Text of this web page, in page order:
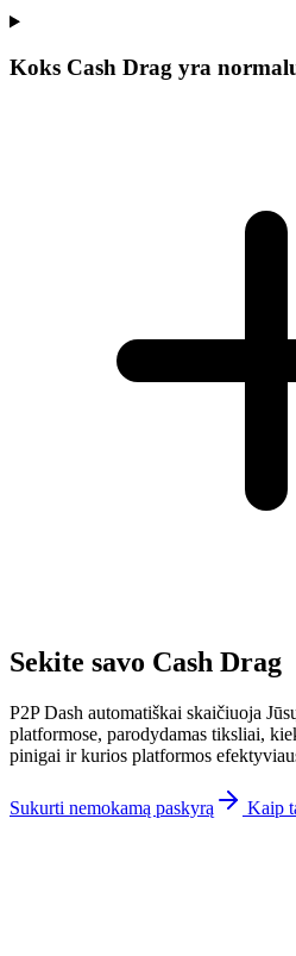
Koks Cash Drag yra
Sekite savo Cash Drag
P2P Dash automatiškai skaičiuoja
platformose, parodydamas tiksliai,
pinigai ir kurios platformos
Sukurti nemokamą paskyrą Kaip